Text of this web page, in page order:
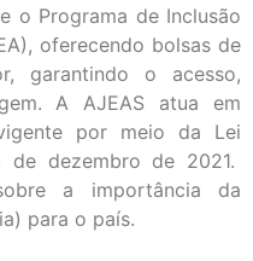
o Programa de Inclusão
oferecendo bolsas de
garantindo o acesso,
A AJEAS atua em
por meio da Lei
de dezembro de 2021.
a importância da
para o país.